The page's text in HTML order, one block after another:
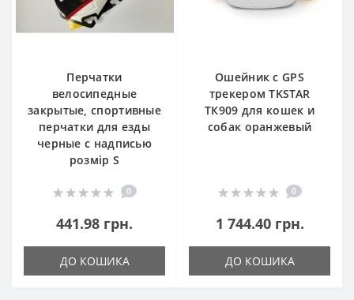
Перчатки
велосипедные
закрытые, спортивные
перчатки для езды
черные с надписью
розмір S
0
441.98 грн.
ДО КОШИКА
Ошейник с GPS
трекером TKSTAR
ТК909 для кошек и
собак оранжевый
0
1 744.40 грн.
ДО КОШИКА